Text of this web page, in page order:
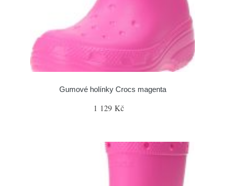
Gumové holínky Crocs magenta
1 129 Kč